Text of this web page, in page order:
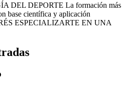
DEL DEPORTE La formación más
base científica y aplicación
ESPECIALIZARTE EN UNA